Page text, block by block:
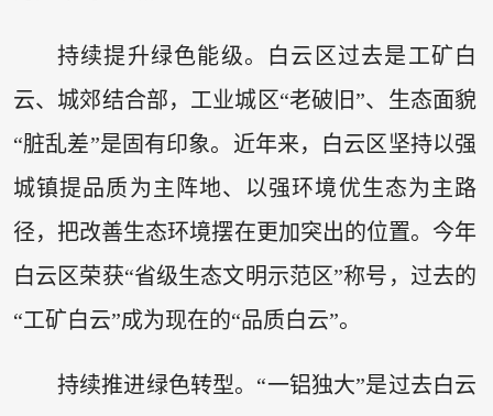
持续提升绿色能级。白云区过去是工矿白
云、城郊结合部，工业城区“老破旧”、生态面貌
“脏乱差”是固有印象。近年来，白云区坚持以强
城镇提品质为主阵地、以强环境优生态为主路
径，把改善生态环境摆在更加突出的位置。今年
白云区荣获“省级生态文明示范区”称号，过去的
“工矿白云”成为现在的“品质白云”。
持续推进绿色转型。“一铝独大”是过去白云